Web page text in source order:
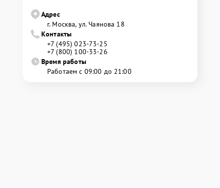
Адрес
г. Москва, ул. Чаянова 18
Контакты
+7 (495) 023-73-25
+7 (800) 100-33-26
Время работы
Работаем с 09:00 до 21:00